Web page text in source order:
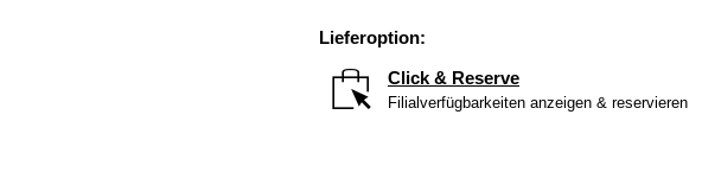
Lieferoption:
Click & Reserve
Filialverfügbarkeiten anzeigen & reservieren